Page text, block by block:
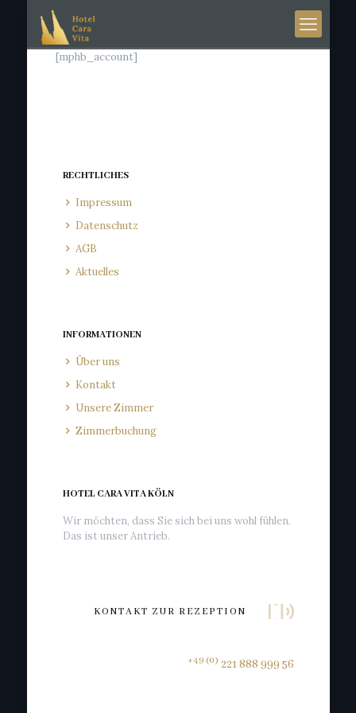
[mphb_account]
RECHTLICHES
Impressum
Datenschutz
AGB
Aktuelles
INFORMATIONEN
Über uns
Kontakt
Unsere Zimmer
Zimmerbuchung
HOTEL CARA VITA KÖLN
Wir möchten, dass Sie sich bei uns wohl fühlen.
Das ist unser Antrieb.
KONTAKT ZUR REZEPTION
+49 (0) 221 888 999 56